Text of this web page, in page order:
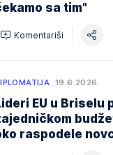
sa tim"
Komentariši
19.6.2026.
EU u Briselu
raspodele